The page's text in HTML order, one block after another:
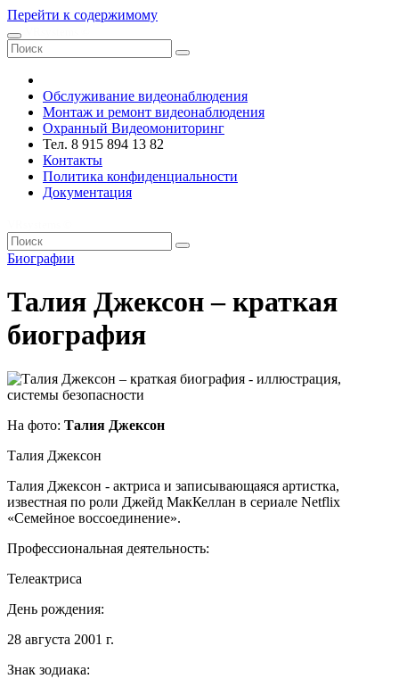
Перейти к содержимому
Обслуживание видеонаблюдения
Монтаж и ремонт видеонаблюдения
Охранный Видеомониторинг
Тел. 8 915 894 13 82
Контакты
Политика конфиденциальности
Документация
Биографии
Талия Джексон – краткая
биография
На фото: Талия Джексон
Талия Джексон
Талия Джексон - актриса и записывающаяся артистка,
известная по роли Джейд МакКеллан в сериале Netflix
«Семейное воссоединение».
Профессиональная деятельность:
Телеактриса
День рождения:
28 августа 2001 г.
Знак зодиака: